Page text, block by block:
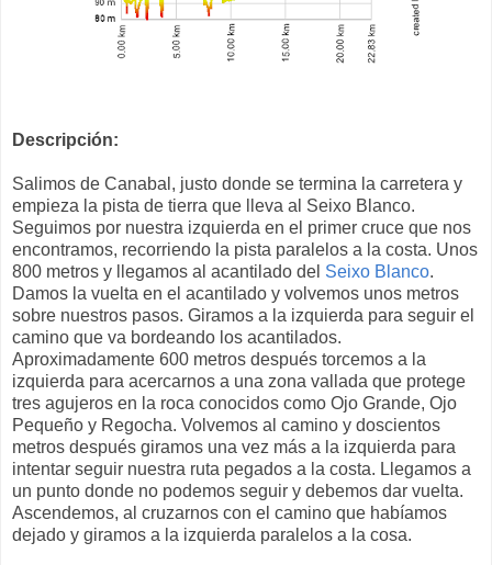
Descripción:
Salimos de Canabal, justo donde se termina la carretera y
empieza la pista de tierra que lleva al Seixo Blanco.
Seguimos por nuestra izquierda en el primer cruce que nos
encontramos, recorriendo la pista paralelos a la costa. Unos
800 metros y llegamos al acantilado del Seixo Blanco.
Damos la vuelta en el acantilado y volvemos unos metros
sobre nuestros pasos. Giramos a la izquierda para seguir el
camino que va bordeando los acantilados.
Aproximadamente 600 metros después torcemos a la
izquierda para acercarnos a una zona vallada que protege
tres agujeros en la roca conocidos como Ojo Grande, Ojo
Pequeño y Regocha. Volvemos al camino y doscientos
metros después giramos una vez más a la izquierda para
intentar seguir nuestra ruta pegados a la costa. Llegamos a
un punto donde no podemos seguir y debemos dar vuelta.
Ascendemos, al cruzarnos con el camino que habíamos
dejado y giramos a la izquierda paralelos a la cosa.